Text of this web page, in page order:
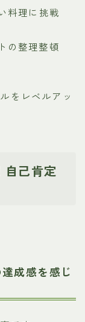
料理に挑戦
の整理整頓
をレベルアッ
自己肯定
成感を感じ